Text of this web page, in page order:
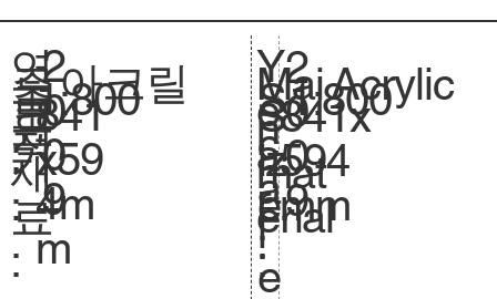
연
도
:
2
0
0
9
주
요
재
료
:
축
척
.
아크릴
1:800
크
기
.
841
x59
4m
m
Y
e
a
r
:
Mai
n
mat
erial
:
S
c
a
l
e
S
iz
e.
2
0
0
9
1:800
841x
594
mm
Acrylic